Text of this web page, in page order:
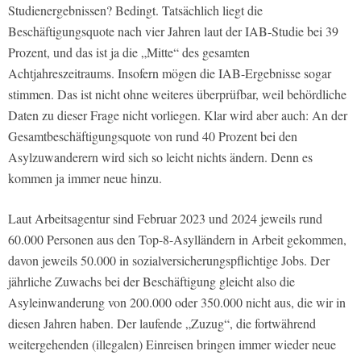
Studienergebnissen? Bedingt. Tatsächlich liegt die
Beschäftigungsquote nach vier Jahren laut der IAB-Studie bei 39
Prozent, und das ist ja die „Mitte“ des gesamten
Achtjahreszeitraums. Insofern mögen die IAB-Ergebnisse sogar
stimmen. Das ist nicht ohne weiteres überprüfbar, weil behördliche
Daten zu dieser Frage nicht vorliegen. Klar wird aber auch: An der
Gesamtbeschäftigungsquote von rund 40 Prozent bei den
Asylzuwanderern wird sich so leicht nichts ändern. Denn es
kommen ja immer neue hinzu.
Laut Arbeitsagentur sind Februar 2023 und 2024 jeweils rund
60.000 Personen aus den Top-8-Asylländern in Arbeit gekommen,
davon jeweils 50.000 in sozialversicherungspflichtige Jobs. Der
jährliche Zuwachs bei der Beschäftigung gleicht also die
Asyleinwanderung von 200.000 oder 350.000 nicht aus, die wir in
diesen Jahren haben. Der laufende „Zuzug“, die fortwährend
weitergehenden (illegalen) Einreisen bringen immer wieder neue